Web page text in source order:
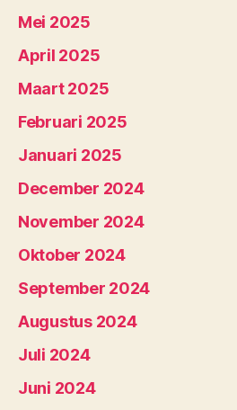
Mei 2025
April 2025
Maart 2025
Februari 2025
Januari 2025
December 2024
November 2024
Oktober 2024
September 2024
Augustus 2024
Juli 2024
Juni 2024